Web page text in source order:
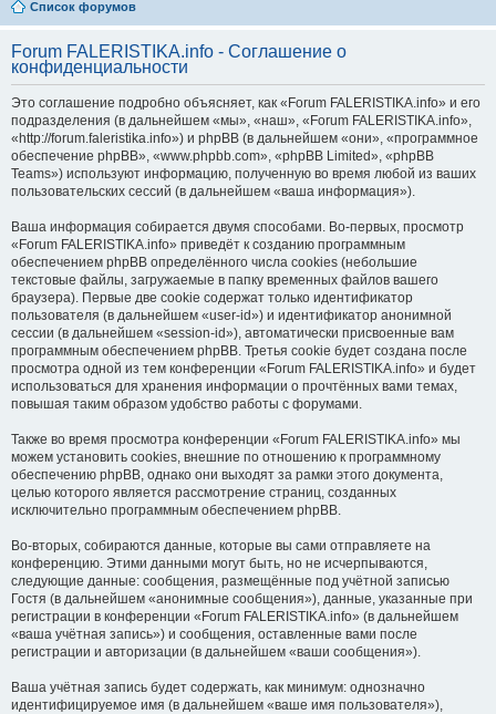
Список форумов
Forum FALERISTIKA.info - Соглашение о
конфиденциальности
Это соглашение подробно объясняет, как «Forum FALERISTIKA.info» и его
подразделения (в дальнейшем «мы», «наш», «Forum FALERISTIKA.info»,
«http://forum.faleristika.info») и phpBB (в дальнейшем «они», «программное
обеспечение phpBB», «www.phpbb.com», «phpBB Limited», «phpBB
Teams») используют информацию, полученную во время любой из ваших
пользовательских сессий (в дальнейшем «ваша информация»).
Ваша информация собирается двумя способами. Во-первых, просмотр
«Forum FALERISTIKA.info» приведёт к созданию программным
обеспечением phpBB определённого числа cookies (небольшие
текстовые файлы, загружаемые в папку временных файлов вашего
браузера). Первые две cookie содержат только идентификатор
пользователя (в дальнейшем «user-id») и идентификатор анонимной
сессии (в дальнейшем «session-id»), автоматически присвоенные вам
программным обеспечением phpBB. Третья cookie будет создана после
просмотра одной из тем конференции «Forum FALERISTIKA.info» и будет
использоваться для хранения информации о прочтённых вами темах,
повышая таким образом удобство работы с форумами.
Также во время просмотра конференции «Forum FALERISTIKA.info» мы
можем установить cookies, внешние по отношению к программному
обеспечению phpBB, однако они выходят за рамки этого документа,
целью которого является рассмотрение страниц, созданных
исключительно программным обеспечением phpBB.
Во-вторых, собираются данные, которые вы сами отправляете на
конференцию. Этими данными могут быть, но не исчерпываются,
следующие данные: сообщения, размещённые под учётной записью
Гостя (в дальнейшем «анонимные сообщения»), данные, указанные при
регистрации в конференции «Forum FALERISTIKA.info» (в дальнейшем
«ваша учётная запись») и сообщения, оставленные вами после
регистрации и авторизации (в дальнейшем «ваши сообщения»).
Ваша учётная запись будет содержать, как минимум: однозначно
идентифицируемое имя (в дальнейшем «ваше имя пользователя»),